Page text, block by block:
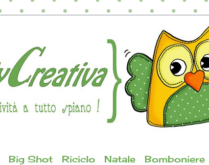
Big Shot Riciclo Natale Bomboniere